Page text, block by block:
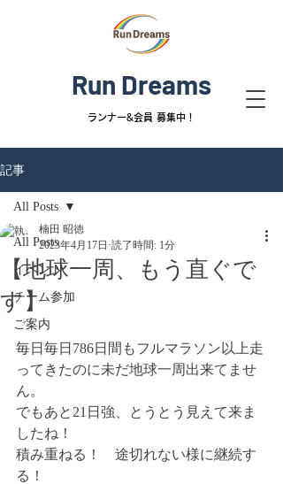
ランナー&会員 募集中！
Run Dreams
記事
All Posts
イベント
チーム参加
ご案内
All Posts
【地球一周、もう直ぐで
す】
楠田 昭徳
2023年4月17日 読了時間: 1分
毎日毎日786日間もフルマラソン以上走
ってきたのに未だ地球一周出来てませ
ん。
でもあと21日強、とうとう見えて来ま
したね！
積み重ねる！　途切れない様に継続す
る！